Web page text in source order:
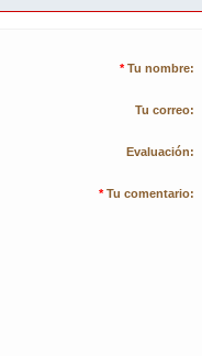
* Tu nombre:
Tu correo:
Evaluación:
* Tu comentario: